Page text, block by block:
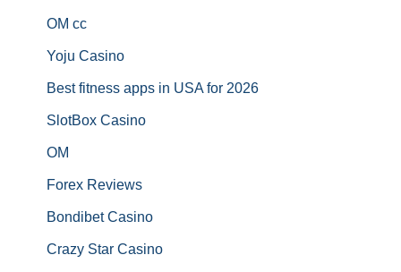
OM cc
Yoju Casino
Best fitness apps in USA for 2026
SlotBox Casino
OM
Forex Reviews
Bondibet Casino
Crazy Star Casino